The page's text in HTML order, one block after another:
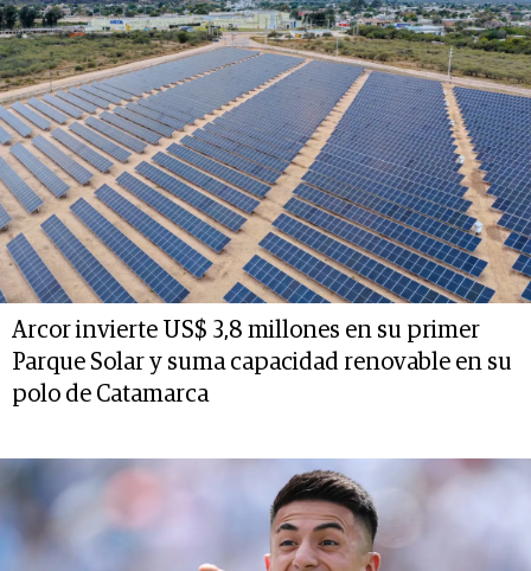
Arcor invierte US$ 3,8 millones en su primer
Parque Solar y suma capacidad renovable en su
polo de Catamarca